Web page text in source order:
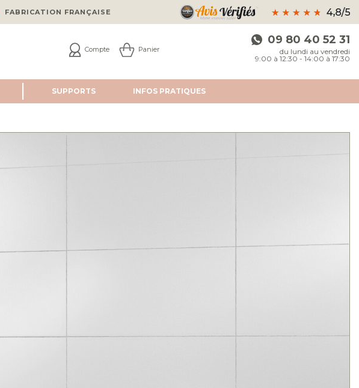
FABRICATION FRANÇAISE
Compte Panier
09 80 40 52 31
du lundi au vendredi
9:00 à 12:30 - 14:00 à 17:30
SUPPORTS INFOSPRATIQUES